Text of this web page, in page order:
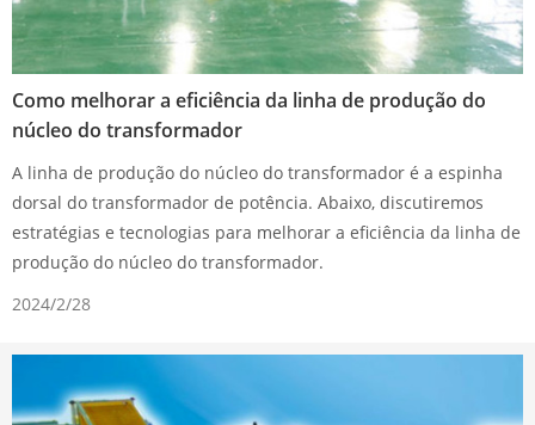
Como melhorar a eficiência da linha de produção do
núcleo do transformador
A linha de produção do núcleo do transformador é a espinha
dorsal do transformador de potência. Abaixo, discutiremos
estratégias e tecnologias para melhorar a eficiência da linha de
produção do núcleo do transformador.
2024/2/28